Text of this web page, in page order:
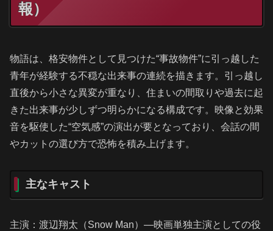
報）
物語は、格安物件として見つけた“事故物件”に引っ越した
青年が経験する不穏な出来事の連続を描きます。引っ越し
直後から小さな異変が重なり、住まいの間取りや過去に起
きた出来事が少しずつ明らかになる構成です。映像と効果
音を駆使した“空気感”の演出が要となっており、会話の間
やカットの選び方で恐怖を積み上げます。
主なキャスト
主演：渡辺翔太（Snow Man）—映画単独主演としての役